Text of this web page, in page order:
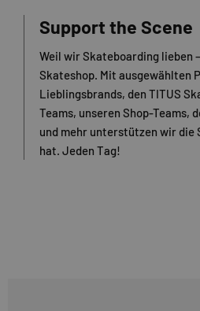
Support the Scene
Weil wir Skateboarding lieben
Skateshop. Mit ausgewählten
Lieblingsbrands, den TITUS
Teams, unseren Shop-Teams,
und mehr unterstützen wir die
hat. Jeden Tag!